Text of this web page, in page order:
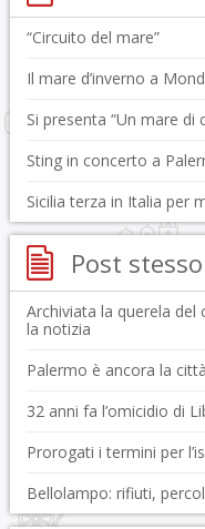
“Circuito del mare”
Il mare d’inverno a
Si presenta “Un mare
Sting in concerto a
Sicilia terza in Italia per
Post
Archiviata la querela del
la notizia
Palermo è ancora la
32 anni fa l’omicidio di
Prorogati i termini per
Bellolampo: rifiuti,